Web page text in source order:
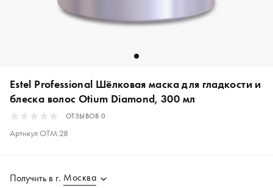
Estel Professional Шёлковая маска для гладкости и
блеска волос Otium Diamond, 300 мл
ОТЗЫВОВ 0
АртикулOTM.28
Получить в г. Москва